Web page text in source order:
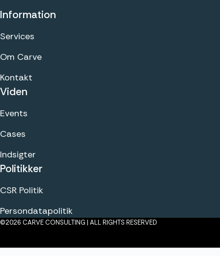
Information
Services
Om Carve
Kontakt
Viden
Events
Cases
Indsigter
Politikker
CSR Politik
Persondatapolitik
©2026 CARVE CONSULTING | ALL RIGHTS RESERVED